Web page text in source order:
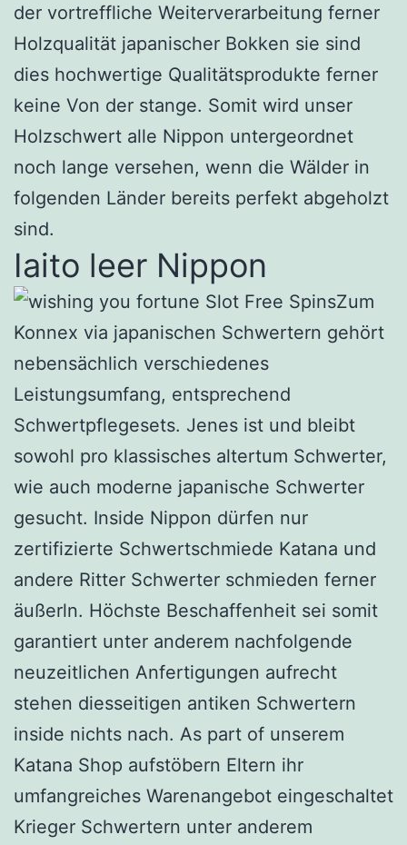
der vortreffliche Weiterverarbeitung ferner
Holzqualität japanischer Bokken sie sind
dies hochwertige Qualitätsprodukte ferner
keine Von der stange. Somit wird unser
Holzschwert alle Nippon untergeordnet
noch lange versehen, wenn die Wälder in
folgenden Länder bereits perfekt abgeholzt
sind.
Iaito leer Nippon
Zum
Konnex via japanischen Schwertern gehört
nebensächlich verschiedenes
Leistungsumfang, entsprechend
Schwertpflegesets. Jenes ist und bleibt
sowohl pro klassisches altertum Schwerter,
wie auch moderne japanische Schwerter
gesucht. Inside Nippon dürfen nur
zertifizierte Schwertschmiede Katana und
andere Ritter Schwerter schmieden ferner
äußerln. Höchste Beschaffenheit sei somit
garantiert unter anderem nachfolgende
neuzeitlichen Anfertigungen aufrecht
stehen diesseitigen antiken Schwertern
inside nichts nach. As part of unserem
Katana Shop aufstöbern Eltern ihr
umfangreiches Warenangebot eingeschaltet
Krieger Schwertern unter anderem